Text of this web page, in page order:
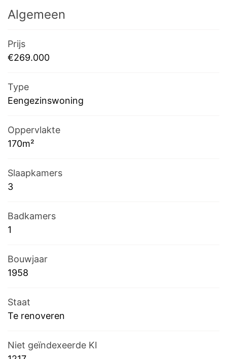
Algemeen
Prijs
€269.000
Type
Eengezinswoning
Oppervlakte
170m²
Slaapkamers
3
Badkamers
1
Bouwjaar
1958
Staat
Te renoveren
Niet geïndexeerde KI